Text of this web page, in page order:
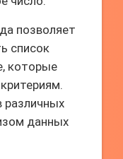
позволяет
список
которые
данных